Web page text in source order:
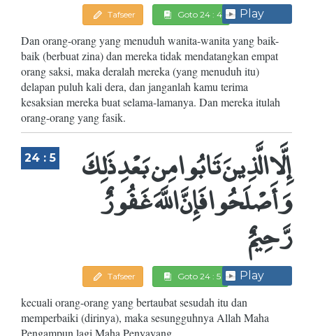
Tafseer Goto 24 : 4 Play
Dan orang-orang yang menuduh wanita-wanita yang baik-
baik (berbuat zina) dan mereka tidak mendatangkan empat
orang saksi, maka deralah mereka (yang menuduh itu)
delapan puluh kali dera, dan janganlah kamu terima
kesaksian mereka buat selama-lamanya. Dan mereka itulah
orang-orang yang fasik.
24 : 5 إِلَّا الَّذِينَ تَابُوا مِن بَعْدِ ذَلِكَ
وَأَصْلَحُوا فَإِنَّ اللَّهَ غَفُورٌ
رَّحِيمٌ
Tafseer Goto 24 : 5 Play
kecuali orang-orang yang bertaubat sesudah itu dan
memperbaiki (dirinya), maka sesungguhnya Allah Maha
Pengampun lagi Maha Penyayang.